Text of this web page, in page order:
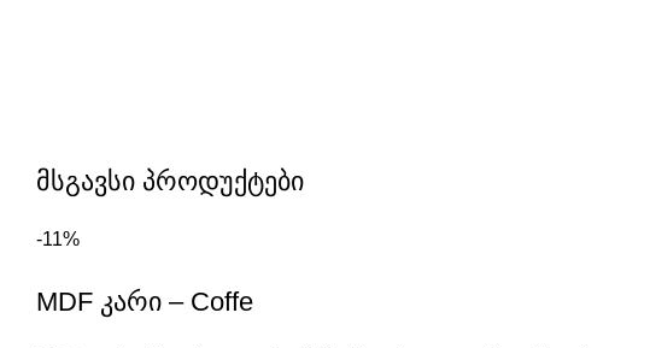
მსგავსი პროდუქტები
-11%
MDF კარი – Coffe